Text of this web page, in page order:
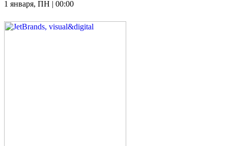
1 января, ПН | 00:00